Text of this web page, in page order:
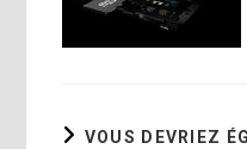
VOUS DEVRIEZ